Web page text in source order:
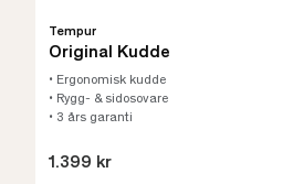
Tempur
Original Kudde
• Ergonomisk kudde
• Rygg- & sidosovare
• 3 års garanti
1.399 kr